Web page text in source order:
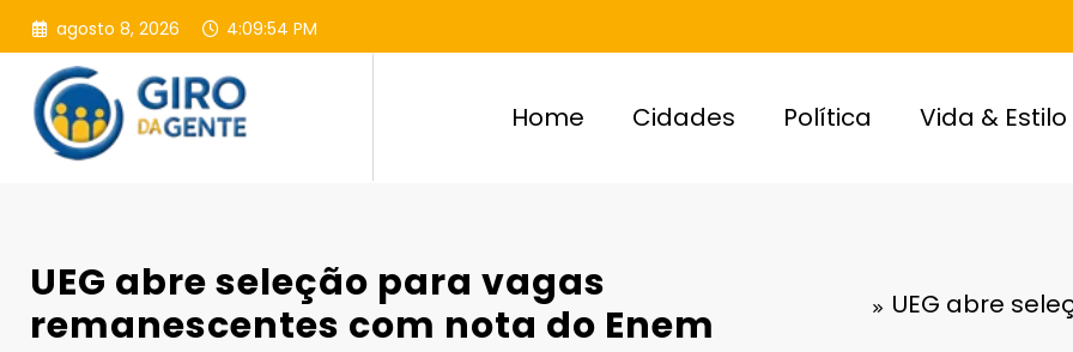
Pular
para
conteúdo
agosto 8, 2026 4:09:55 PM
Home Cidades Política Vida & Estilo
UEG abre seleção para vagas
remanescentes com nota do Enem
UEG abre